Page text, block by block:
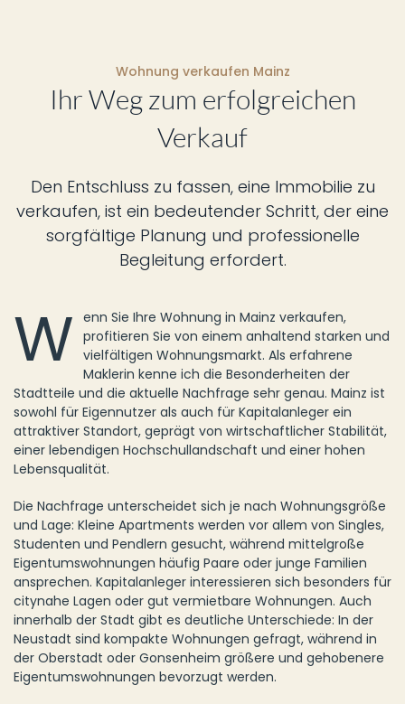
Wohnung verkaufen Mainz
Ihr Weg zum erfolgreichen
Verkauf
Den Entschluss zu fassen, eine Immobilie zu
verkaufen, ist ein bedeutender Schritt, der eine
sorgfältige Planung und professionelle
Begleitung erfordert.
W enn Sie Ihre Wohnung in Mainz verkaufen,
profitieren Sie von einem anhaltend starken und
vielfältigen Wohnungsmarkt. Als erfahrene
Maklerin kenne ich die Besonderheiten der
Stadtteile und die aktuelle Nachfrage sehr genau. Mainz ist
sowohl für Eigennutzer als auch für Kapitalanleger ein
attraktiver Standort, geprägt von wirtschaftlicher Stabilität,
einer lebendigen Hochschullandschaft und einer hohen
Lebensqualität.
Die Nachfrage unterscheidet sich je nach Wohnungsgröße
und Lage: Kleine Apartments werden vor allem von Singles,
Studenten und Pendlern gesucht, während mittelgroße
Eigentumswohnungen häufig Paare oder junge Familien
ansprechen. Kapitalanleger interessieren sich besonders für
citynahe Lagen oder gut vermietbare Wohnungen. Auch
innerhalb der Stadt gibt es deutliche Unterschiede: In der
Neustadt sind kompakte Wohnungen gefragt, während in
der Oberstadt oder Gonsenheim größere und gehobenere
Eigentumswohnungen bevorzugt werden.